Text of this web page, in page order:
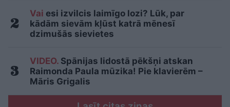
Vai esi izvilcis laimīgo lozi? Lūk, par
kādām sievām kļūst katrā mēnesī
dzimušās sievietes
VIDEO. Spānijas lidostā pēkšņi atskan
Raimonda Paula mūzika! Pie klavierēm –
Māris Grigalis